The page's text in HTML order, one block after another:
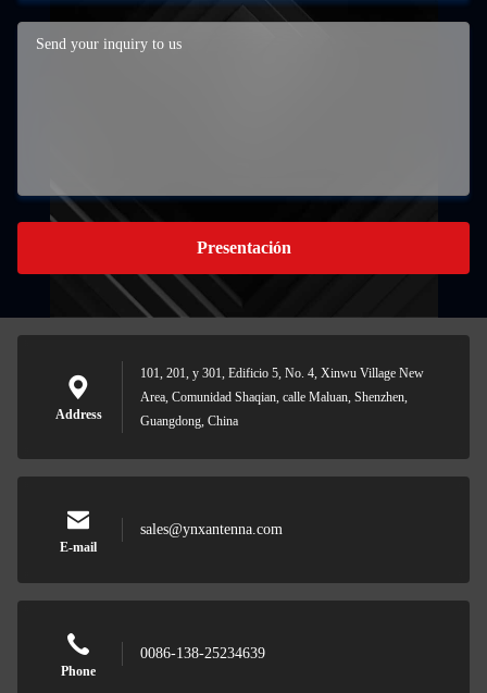
Presentación
Address
101, 201, y 301, Edificio 5, No. 4, Xinwu Village New
Area, Comunidad Shaqian, calle Maluan, Shenzhen,
Guangdong, China
E-mail
sales@ynxantenna.com
Phone
0086-138-25234639